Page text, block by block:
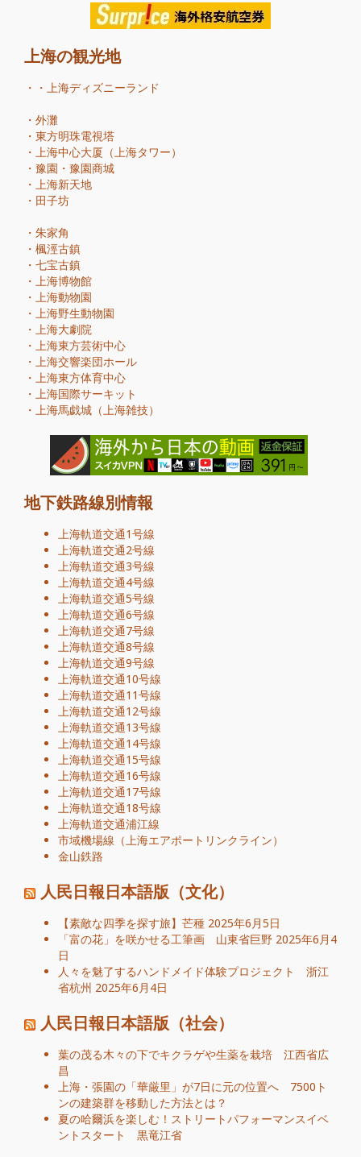
上海の観光地
・・ 上海ディズニーランド
・ 外灘
・ 東方明珠電視塔
・ 上海中心大厦（上海タワー）
・ 豫園・豫園商城
・ 上海新天地
・ 田子坊
・ 朱家角
・ 楓涇古鎮
・ 七宝古鎮
・ 上海博物館
・ 上海動物園
・ 上海野生動物園
・ 上海大劇院
・ 上海東方芸術中心
・ 上海交響楽団ホール
・ 上海東方体育中心
・ 上海国際サーキット
・ 上海馬戯城（上海雑技）
地下鉄路線別情報
上海軌道交通1号線
上海軌道交通2号線
上海軌道交通3号線
上海軌道交通4号線
上海軌道交通5号線
上海軌道交通6号線
上海軌道交通7号線
上海軌道交通8号線
上海軌道交通9号線
上海軌道交通10号線
上海軌道交通11号線
上海軌道交通12号線
上海軌道交通13号線
上海軌道交通14号線
上海軌道交通15号線
上海軌道交通16号線
上海軌道交通17号線
上海軌道交通18号線
上海軌道交通浦江線
市域機場線（上海エアポートリンクライン）
金山鉄路
人民日報日本語版（文化）
【素敵な四季を探す旅】芒種 2025年6月5日
「富の花」を咲かせる工筆画 山東省巨野 2025年6月4
日
人々を魅了するハンドメイド体験プロジェクト 浙江
省杭州 2025年6月4日
人民日報日本語版（社会）
葉の茂る木々の下でキクラゲや生薬を栽培 江西省広
昌
上海・張園の「華厳里」が7日に元の位置へ 7500ト
ンの建築群を移動した方法とは？
夏の哈爾浜を楽しむ！ストリートパフォーマンスイベ
ントスタート 黒竜江省